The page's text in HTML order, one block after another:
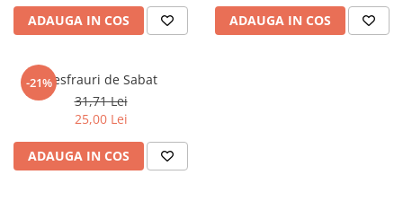
Minte Corp
New Illuminati Files
Numerologie
Paranormal
Parapsihologie
Ramtha
Audiobook
ADAUGA IN COS ADAUGA IN COS
-21%Desfrauri de Sabat
31,71 Lei
25,00 Lei
ADAUGA IN COS